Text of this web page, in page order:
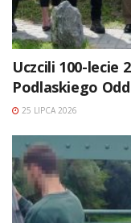
Uczcili 100-lecie
Podlaskiego
25 LIPCA 2026